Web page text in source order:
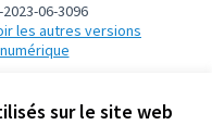
sur le site web
06-3096
les autres versions